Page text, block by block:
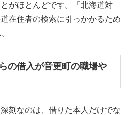
がほとんどです。「北海道対
在住者の検索に引っかかるため
の借入が音更町の職場や
刻なのは、借りた本人だけでな